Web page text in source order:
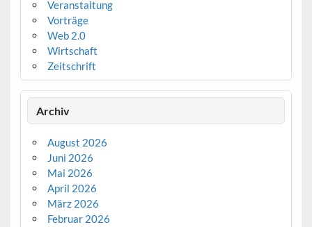
Veranstaltung
Vorträge
Web 2.0
Wirtschaft
Zeitschrift
Archiv
August 2026
Juni 2026
Mai 2026
April 2026
März 2026
Februar 2026